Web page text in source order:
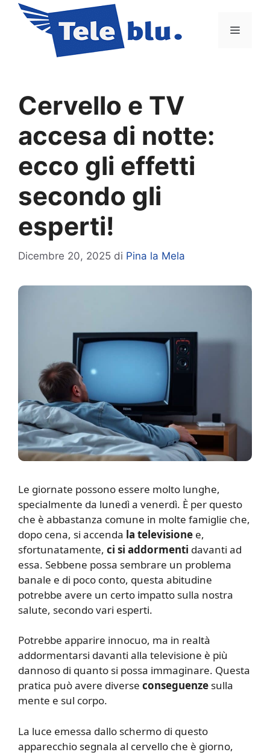
contenuto
Menu
Cervello e TV
accesa di notte:
ecco gli effetti
secondo gli
esperti!
Dicembre 20, 2025 di Pina la Mela
Le giornate possono essere molto lunghe,
specialmente da lunedì a venerdì. È per questo
che è abbastanza comune in molte famiglie che,
dopo cena, si accenda la televisione e,
sfortunatamente, ci si addormenti davanti ad
essa. Sebbene possa sembrare un problema
banale e di poco conto, questa abitudine
potrebbe avere un certo impatto sulla nostra
salute, secondo vari esperti.
Potrebbe apparire innocuo, ma in realtà
addormentarsi davanti alla televisione è più
dannoso di quanto si possa immaginare. Questa
pratica può avere diverse conseguenze sulla
mente e sul corpo.
La luce emessa dallo schermo di questo
apparecchio segnala al cervello che è giorno,